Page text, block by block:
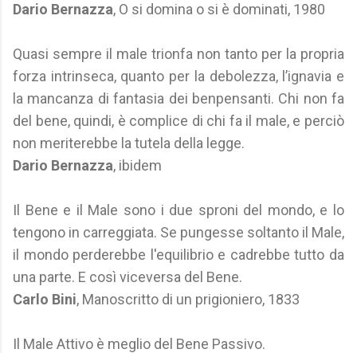
Dario Bernazza, O si domina o si è dominati, 1980
Quasi sempre il male trionfa non tanto per la propria
forza intrinseca, quanto per la debolezza, l’ignavia e
la mancanza di fantasia dei benpensanti. Chi non fa
del bene, quindi, è complice di chi fa il male, e perciò
non meriterebbe la tutela della legge.
Dario Bernazza, ibidem
Il Bene e il Male sono i due sproni del mondo, e lo
tengono in carreggiata. Se pungesse soltanto il Male,
il mondo perderebbe l'equilibrio e cadrebbe tutto da
una parte. E così viceversa del Bene.
Carlo Bini, Manoscritto di un prigioniero, 1833
Il Male Attivo è meglio del Bene Passivo.